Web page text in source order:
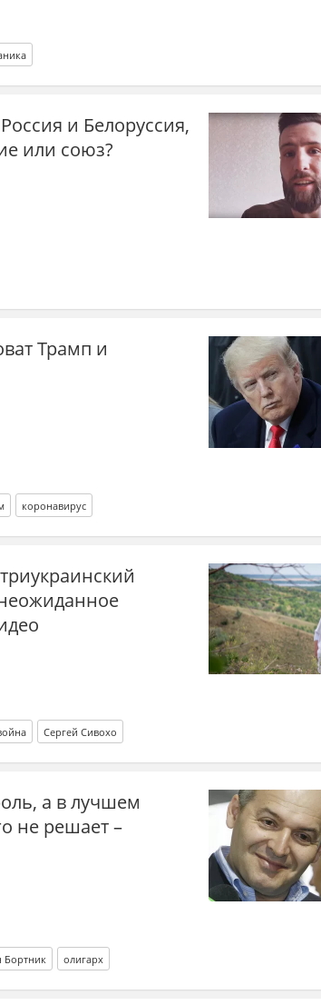
и Белоруссия,
или союз?
Трамп и
коронавирус
Сергей Сивохо
а в лучшем
не решает –
Бортник олигарх